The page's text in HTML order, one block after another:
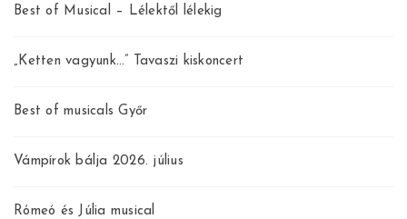
Best of Musical – Lélektől lélekig
„Ketten vagyunk…” Tavaszi kiskoncert
Best of musicals Győr
Vámpírok bálja 2026. július
Rómeó és Júlia musical